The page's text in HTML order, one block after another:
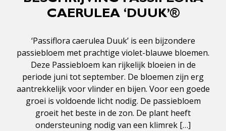
CAERULEA ‘DUUK’®
‘Passiflora caerulea Duuk’ is een bijzondere
passiebloem met prachtige violet-blauwe bloemen.
Deze Passiebloem kan rijkelijk bloeien in de
periode juni tot september. De bloemen zijn erg
aantrekkelijk voor vlinder en bijen. Voor een goede
groei is voldoende licht nodig. De passiebloem
groeit het beste in de zon. De plant heeft
ondersteuning nodig van een klimrek […]